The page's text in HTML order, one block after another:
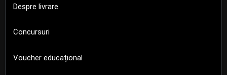
Despre livrare
Concursuri
Voucher educațional